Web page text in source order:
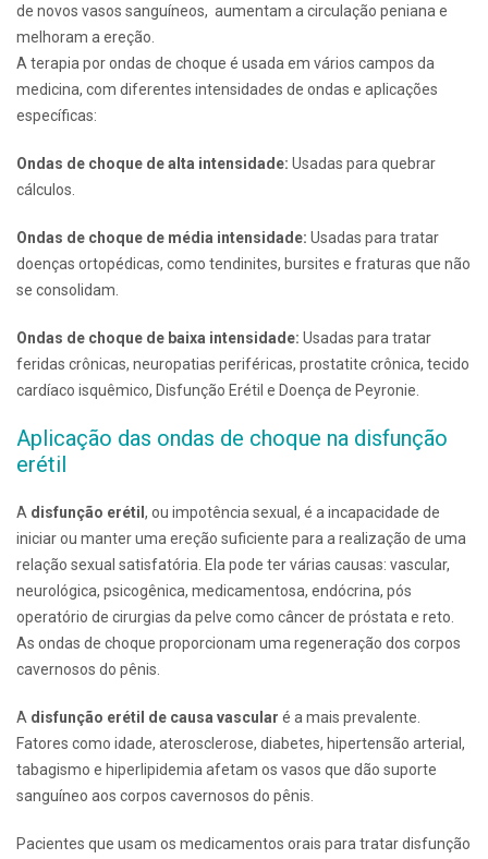
de novos vasos sanguíneos, aumentam a circulação peniana e
melhoram a ereção.
A terapia por ondas de choque é usada em vários campos da
medicina, com diferentes intensidades de ondas e aplicações
específicas:
Ondas de choque de alta intensidade: Usadas para quebrar
cálculos.
Ondas de choque de média intensidade: Usadas para tratar
doenças ortopédicas, como tendinites, bursites e fraturas que não
se consolidam.
Ondas de choque de baixa intensidade: Usadas para tratar
feridas crônicas, neuropatias periféricas, prostatite crônica, tecido
cardíaco isquêmico, Disfunção Erétil e Doença de Peyronie.
Aplicação das ondas de choque na disfunção
erétil
A disfunção erétil , ou impotência sexual, é a incapacidade de
iniciar ou manter uma ereção suficiente para a realização de uma
relação sexual satisfatória. Ela pode ter várias causas: vascular,
neurológica, psicogênica, medicamentosa, endócrina, pós
operatório de cirurgias da pelve como câncer de próstata e reto.
As ondas de choque proporcionam uma regeneração dos corpos
cavernosos do pênis.
A disfunção erétil de causa vascular é a mais prevalente.
Fatores como idade, aterosclerose, diabetes, hipertensão arterial,
tabagismo e hiperlipidemia afetam os vasos que dão suporte
sanguíneo aos corpos cavernosos do pênis.
Pacientes que usam os medicamentos orais para tratar disfunção